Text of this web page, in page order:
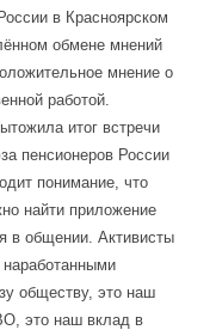
в Красноярском
обмене мнений
мнение о
работой.
итог встречи
пенсионеров России
понимание, что
найти приложение
в общении. Активисты
обществу, это наш
это наш вклад в